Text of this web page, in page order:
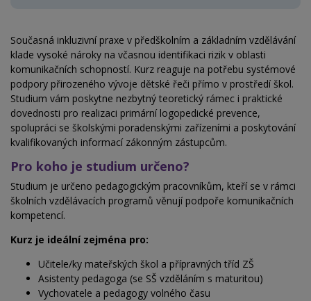
Současná inkluzivní praxe v předškolním a základním vzdělávání
klade vysoké nároky na včasnou identifikaci rizik v oblasti
komunikačních schopností. Kurz reaguje na potřebu systémové
podpory přirozeného vývoje dětské řeči přímo v prostředí škol.
Studium vám poskytne nezbytný teoretický rámec i praktické
dovednosti pro realizaci primární logopedické prevence,
spolupráci se školskými poradenskými zařízeními a poskytování
kvalifikovaných informací zákonným zástupcům.
Pro koho je studium určeno?
Studium je určeno pedagogickým pracovníkům, kteří se v rámci
školních vzdělávacích programů věnují podpoře komunikačních
kompetencí.
Kurz je ideální zejména pro:
Učitele/ky mateřských škol a přípravných tříd ZŠ
Asistenty pedagoga (se SŠ vzděláním s maturitou)
Vychovatele a pedagogy volného času